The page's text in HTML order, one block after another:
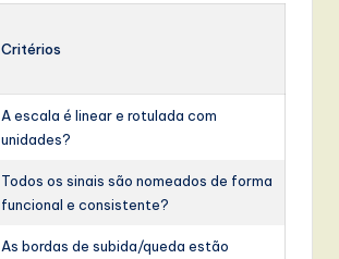
Critérios
A escala é linear e rotulada com
unidades?
Todos os sinais são nomeados de forma
funcional e consistente?
As bordas de subida/queda estão